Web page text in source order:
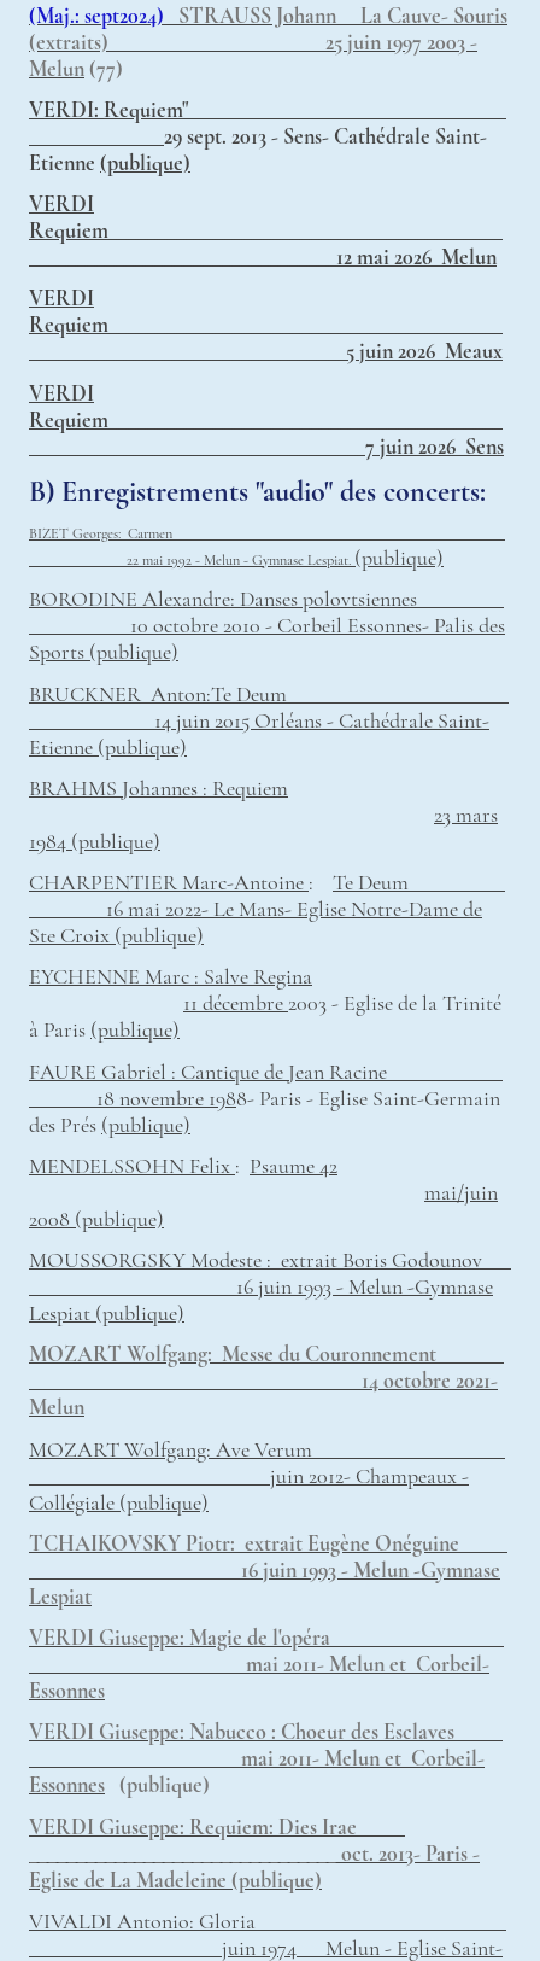
(Maj.: sept2024)
STRAUSS Johann La Cauve- Souris
(extraits) 25 juin 1997 2003 -
Melun(77)
VERDI: Requiem"
29 sept. 2013 - Sens- Cathédrale Saint-
Etienne (publique)
VERDI
Requiem_________________________________________
________________________________12 mai 2026 Melun
VERDI
Requiem_________________________________________
_________________________________5 juin 2026 Meaux
VERDI
Requiem_________________________________________
___________________________________7 juin 2026 Sens
B) Enregistrements "audio" des concerts:
BIZET Georges: Carmen
22 mai 1992 - Melun - Gymnase Lespiat. (publique)
BORODINE Alexandre: Danses polovtsiennes
10 octobre 2010 - Corbeil Essonnes- Palis des
Sports (publique)
BRUCKNER Anton:Te Deum
14 juin 2015 Orléans - Cathédrale Saint-
Etienne (publique)
BRAHMS Johannes : Requiem
23 mars
1984 (publique)
CHARPENTIER Marc-Antoine : Te Deum
16 mai 2022- Le Mans- Eglise Notre-Dame de
Ste Croix (publique)
EYCHENNE Marc : Salve Regina
11 décembre 2003 - Eglise de la Trinité
à Paris (publique)
FAURE Gabriel : Cantique de Jean Racine
18 novembre 1988- Paris - Eglise Saint-Germain
des Prés (publique)
MENDELSSOHN Felix : Psaume 42
mai/juin
2008 (publique)
MOUSSORGSKY Modeste : extrait Boris Godounov
16 juin 1993 - Melun -Gymnase
Lespiat (publique)
MOZART Wolfgang: Messe du Couronnement
14 octobre 2021-
Melun
MOZART Wolfgang: Ave Verum
juin 2012- Champeaux -
Collégiale (publique)
TCHAIKOVSKY Piotr: extrait Eugène Onéguine
16 juin 1993 - Melun -Gymnase
Lespiat
VERDI Giuseppe: Magie de l'opéra
mai 2011- Melun et Corbeil-
Essonnes
VERDI Giuseppe: Nabucco : Choeur des Esclaves
mai 2011- Melun et Corbeil-
Essonnes (publique)
VERDI Giuseppe: Requiem: Dies Irae
________________________________ oct. 2013- Paris -
Eglise de La Madeleine (publique)
VIVALDI Antonio: Gloria
juin 1974 Melun - Eglise Saint-